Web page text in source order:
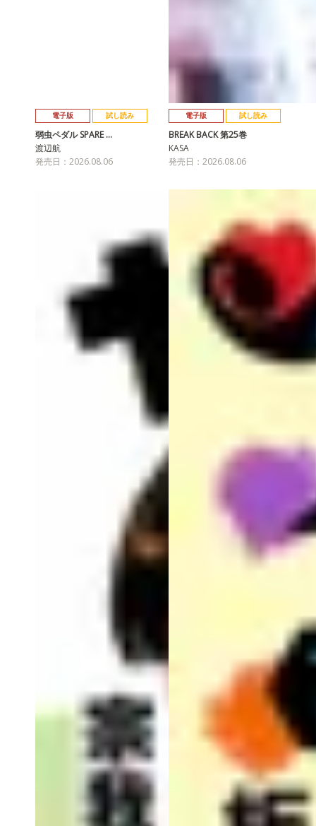
電子版 試し読み
弱虫ペダル SPARE …
渡辺航
発売日：2026.08.06
電子版 試し読み
BREAK BACK 第25巻
KASA
発売日：2026.08.06